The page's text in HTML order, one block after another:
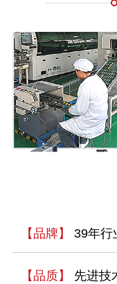
【品牌】 39年行
【品质】 先进技